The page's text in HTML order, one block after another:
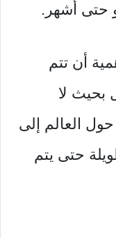
حتى أشهر.
أن تتم
بحيث لا
العالم إلى
حتى يتم